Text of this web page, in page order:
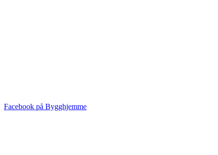
Facebook på Bygghjemme